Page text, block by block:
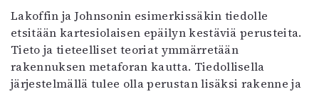
Lakoffin ja Johnsonin esimerkissäkin tiedolle
etsitään kartesiolaisen epäilyn kestäviä perusteita.
Tieto ja tieteelliset teoriat ymmärretään
rakennuksen metaforan kautta. Tiedollisella
järjestelmällä tulee olla perustan lisäksi rakenne ja